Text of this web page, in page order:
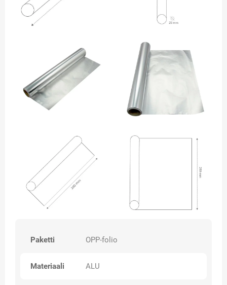
Paketti OPP-folio
Materiaali ALU